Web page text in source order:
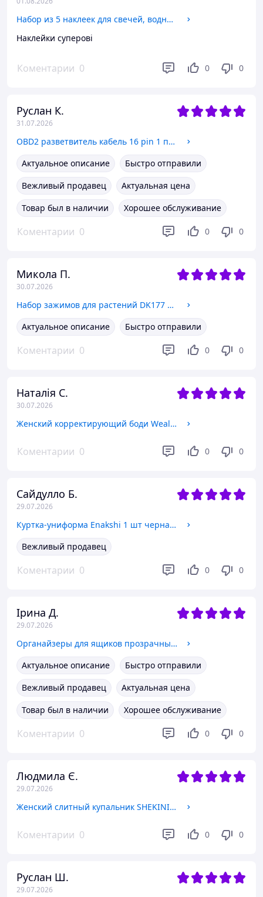
Набор из 5 наклеек для свечей, водные переходные тату для декора свечей, праздничные наклейки для крестин, свадьбы, приместья
Наклейки суперові
Коментарии 0 0 0
Руслан К.
31.07.2026
OBD2 разветвитель кабель 16 pin 1 папа 2 мама удлинитель 20 см диагностический адаптер для авто J1962
Актуальное описание
Быстро отправили
Вежливый продавец
Актуальная цена
Товар был в наличии
Хорошее обслуживание
Коментарии 0 0 0
Микола П.
30.07.2026
Набор зажимов для растений DK177 70 шт, многократные клипсы для подвязки и формирования веток, зажимы 90° для сада и теплиц
Актуальное описание
Быстро отправили
Коментарии 0 0 0
Наталія С.
30.07.2026
Женский корректирующий боди Wealurre L-XL для утяжки живота и талии бесшовный shapewear корсет с компрессией
Коментарии 0 0 0
Сайдулло Б.
29.07.2026
Куртка-униформа Enakshi 1 шт черная кухонная рубашка шеф-повара L XL дышащая рабочая форма для кухни и HoReCa
Вежливый продавец
Коментарии 0 0 0
Ірина Д.
29.07.2026
Органайзеры для ящиков прозрачные пластиковые JbroUI, набор 16 шт различных размеров для кухни, ванной, косметики и офиса
Актуальное описание
Быстро отправили
Вежливый продавец
Актуальная цена
Товар был в наличии
Хорошее обслуживание
Коментарии 0 0 0
Людмила Є.
29.07.2026
Женский слитный купальник SHEKINI размер XL с рюшами и воланами, быстросохнущий купальник больших размеров для бассейна
Коментарии 0 0 0
Руслан Ш.
29.07.2026